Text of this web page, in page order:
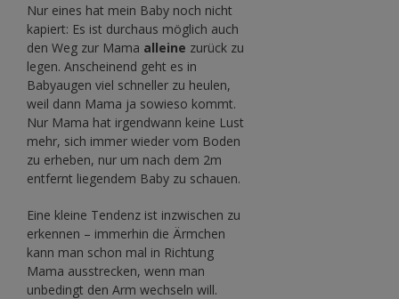
Nur eines hat mein Baby noch nicht
kapiert: Es ist durchaus möglich auch
den Weg zur Mama alleine zurück zu
legen. Anscheinend geht es in
Babyaugen viel schneller zu heulen,
weil dann Mama ja sowieso kommt.
Nur Mama hat irgendwann keine Lust
mehr, sich immer wieder vom Boden
zu erheben, nur um nach dem 2m
entfernt liegendem Baby zu schauen.
Eine kleine Tendenz ist inzwischen zu
erkennen – immerhin die Ärmchen
kann man schon mal in Richtung
Mama ausstrecken, wenn man
unbedingt den Arm wechseln will.